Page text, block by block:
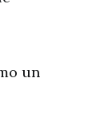
un